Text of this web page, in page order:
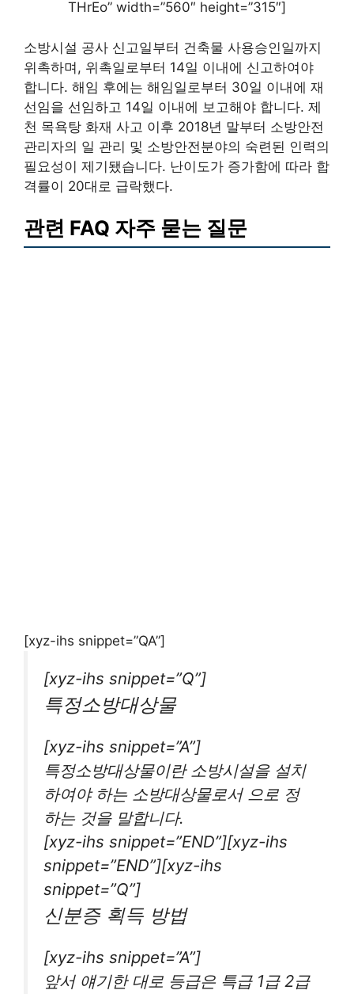
THrEo” width=”560″ height=”315″]
소방시설 공사 신고일부터 건축물 사용승인일까지
위촉하며, 위촉일로부터 14일 이내에 신고하여야
합니다. 해임 후에는 해임일로부터 30일 이내에 재
선임을 선임하고 14일 이내에 보고해야 합니다. 제
천 목욕탕 화재 사고 이후 2018년 말부터 소방안전
관리자의 일 관리 및 소방안전분야의 숙련된 인력의
필요성이 제기됐습니다. 난이도가 증가함에 따라 합
격률이 20대로 급락했다.
관련 FAQ 자주 묻는 질문
[xyz-ihs snippet=”QA”]
[xyz-ihs snippet=”Q”]
특정소방대상물
[xyz-ihs snippet=”A”]
특정소방대상물이란 소방시설을 설치
하여야 하는 소방대상물로서 으로 정
하는 것을 말합니다.
[xyz-ihs snippet=”END”][xyz-ihs
snippet=”END”][xyz-ihs
snippet=”Q”]
신분증 획득 방법
[xyz-ihs snippet=”A”]
앞서 얘기한 대로 등급은 특급 1급 2급